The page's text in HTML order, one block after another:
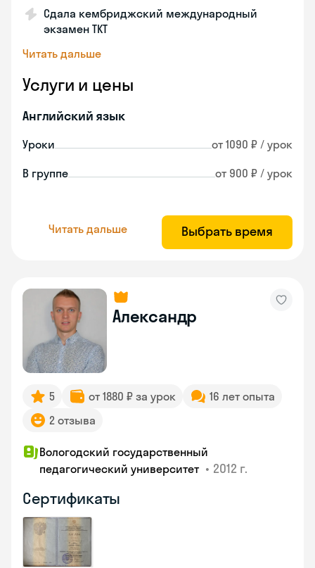
Сдала кембриджский международный
экзамен TKT
Читать дальше
Услуги и цены
Английский язык
Уроки от 1090 ₽ / урок
В группе от 900 ₽ / урок
Читать дальше Выбрать время
Александр
5 от 1880 ₽ за урок
16 лет опыта
2 отзыва
Вологодский государственный
педагогический университет • 2012 г.
Сертификаты